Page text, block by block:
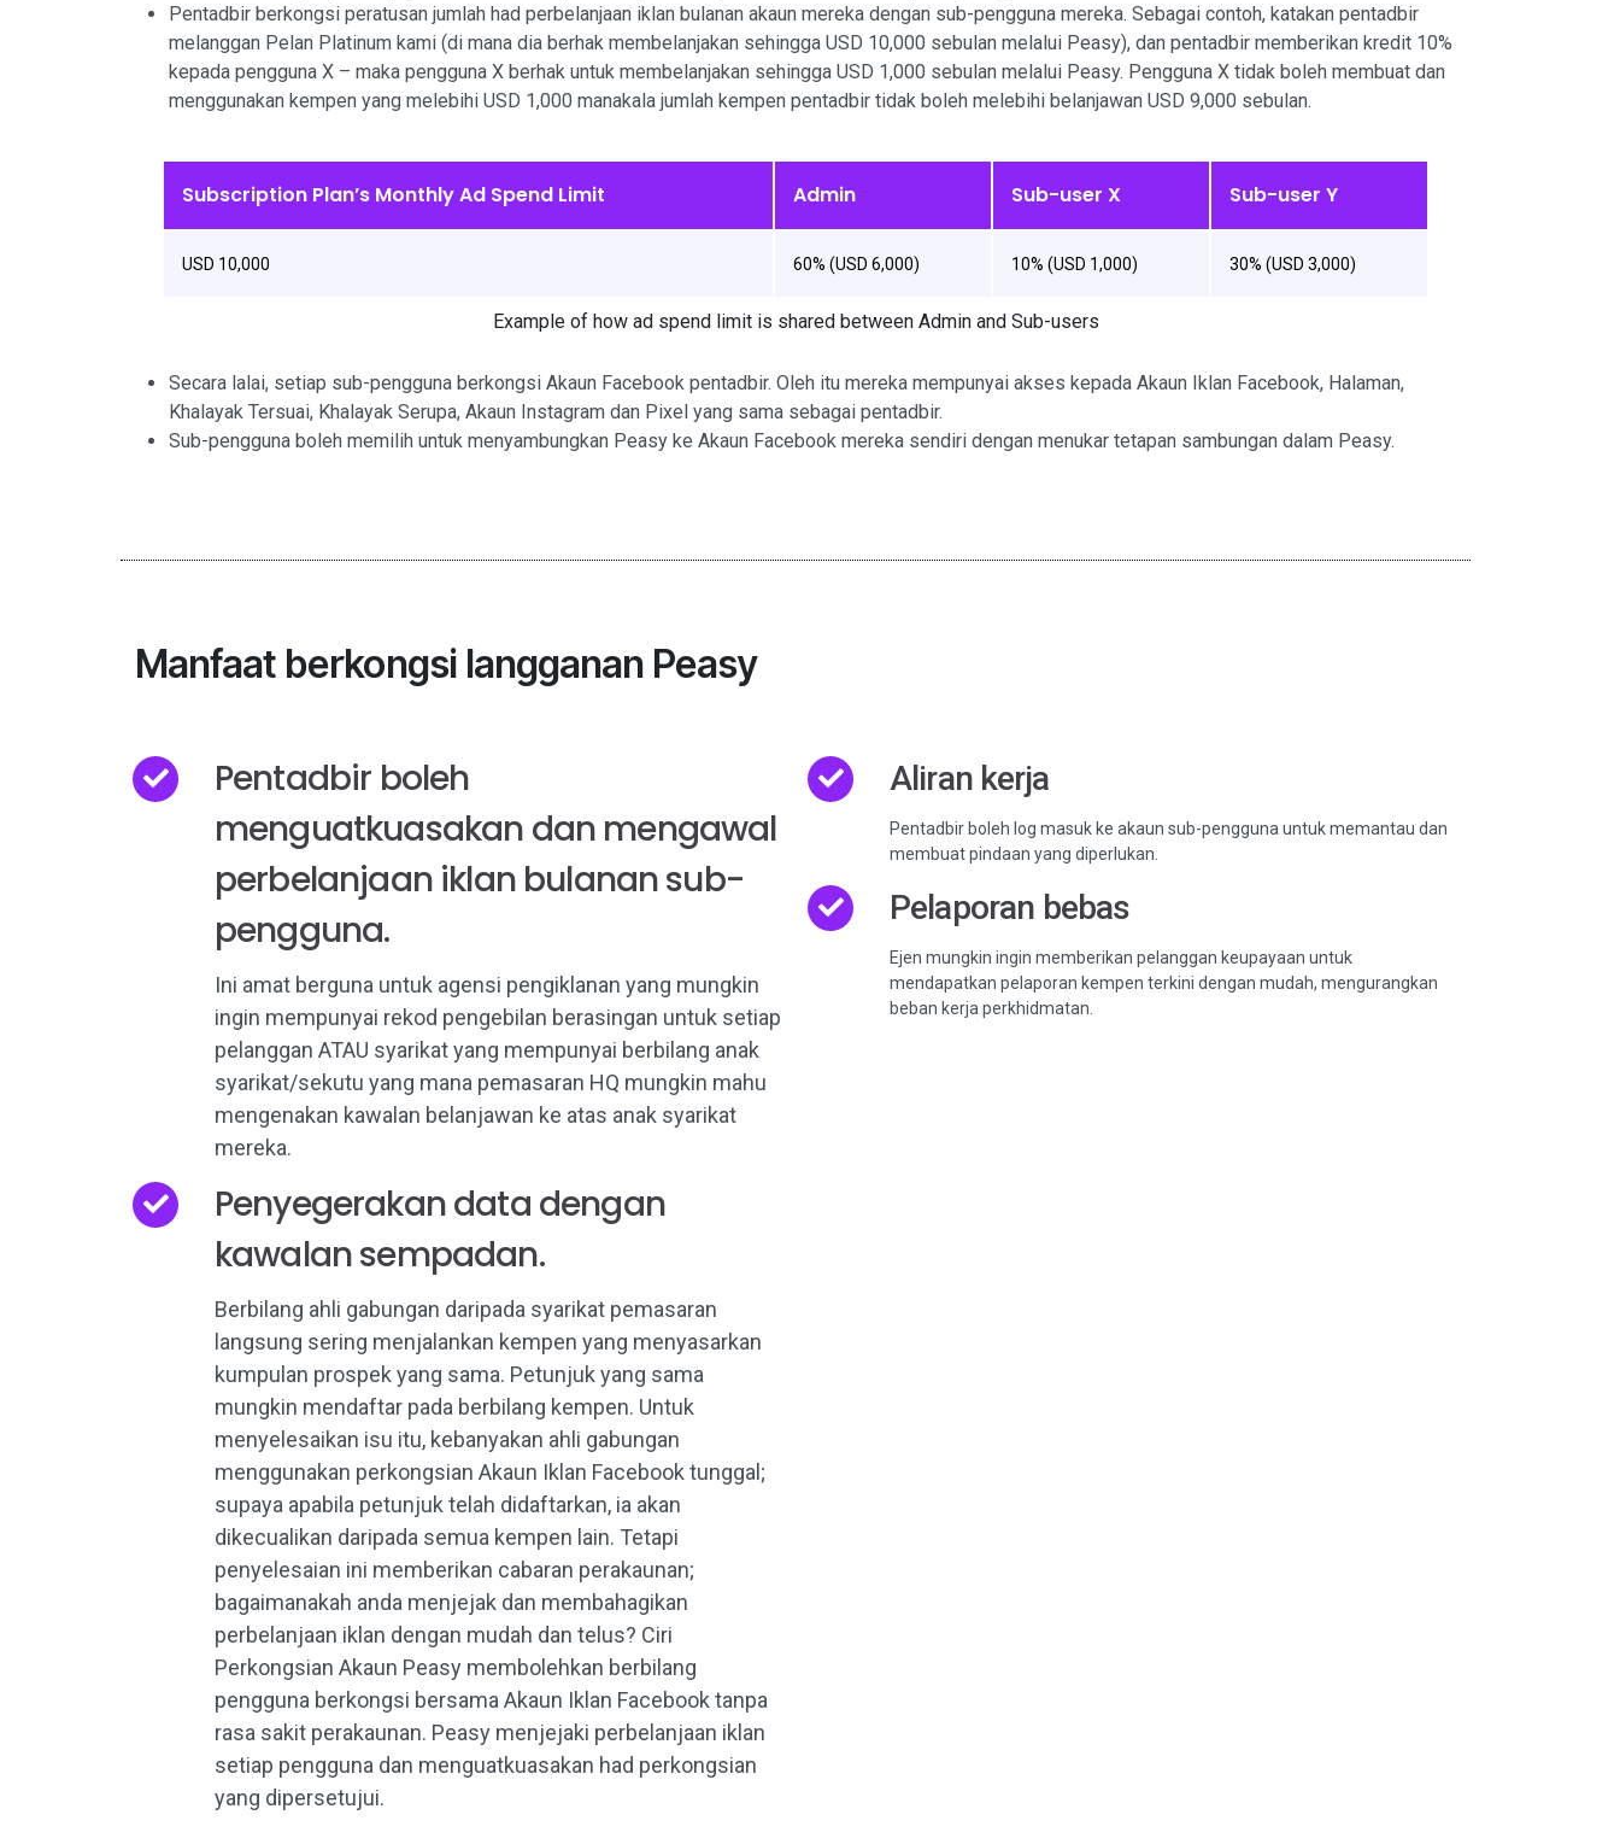
Pentadbir berkongsi peratusan jumlah had perbelanjaan iklan bulanan akaun mereka dengan sub-pengguna mereka. Sebagai contoh, katakan pentadbir
melanggan Pelan Platinum kami (di mana dia berhak membelanjakan sehingga USD 10,000 sebulan melalui Peasy), dan pentadbir memberikan kredit 10%
kepada pengguna X – maka pengguna X berhak untuk membelanjakan sehingga USD 1,000 sebulan melalui Peasy. Pengguna X tidak boleh membuat dan
menggunakan kempen yang melebihi USD 1,000 manakala jumlah kempen pentadbir tidak boleh melebihi belanjawan USD 9,000 sebulan.
Subscription Plan’s Monthly Ad Spend Limit Admin Sub-user X Sub-user Y
USD 10,000 60% (USD 6,000) 10% (USD 1,000) 30% (USD 3,000)
Example of how ad spend limit is shared between Admin and Sub-users
Secara lalai, setiap sub-pengguna berkongsi Akaun Facebook pentadbir. Oleh itu mereka mempunyai akses kepada Akaun Iklan Facebook, Halaman,
Khalayak Tersuai, Khalayak Serupa, Akaun Instagram dan Pixel yang sama sebagai pentadbir.
Sub-pengguna boleh memilih untuk menyambungkan Peasy ke Akaun Facebook mereka sendiri dengan menukar tetapan sambungan dalam Peasy.
Manfaat berkongsi langganan Peasy
Pentadbir boleh
menguatkuasakan dan mengawal
perbelanjaan iklan bulanan sub-
pengguna.
Ini amat berguna untuk agensi pengiklanan yang mungkin
ingin mempunyai rekod pengebilan berasingan untuk setiap
pelanggan ATAU syarikat yang mempunyai berbilang anak
syarikat/sekutu yang mana pemasaran HQ mungkin mahu
mengenakan kawalan belanjawan ke atas anak syarikat
mereka.
Penyegerakan data dengan
kawalan sempadan.
Berbilang ahli gabungan daripada syarikat pemasaran
langsung sering menjalankan kempen yang menyasarkan
kumpulan prospek yang sama. Petunjuk yang sama
mungkin mendaftar pada berbilang kempen. Untuk
menyelesaikan isu itu, kebanyakan ahli gabungan
menggunakan perkongsian Akaun Iklan Facebook tunggal;
supaya apabila petunjuk telah didaftarkan, ia akan
dikecualikan daripada semua kempen lain. Tetapi
penyelesaian ini memberikan cabaran perakaunan;
bagaimanakah anda menjejak dan membahagikan
perbelanjaan iklan dengan mudah dan telus? Ciri
Perkongsian Akaun Peasy membolehkan berbilang
pengguna berkongsi bersama Akaun Iklan Facebook tanpa
rasa sakit perakaunan. Peasy menjejaki perbelanjaan iklan
setiap pengguna dan menguatkuasakan had perkongsian
yang dipersetujui.
Aliran kerja
Pentadbir boleh log masuk ke akaun sub-pengguna untuk memantau dan
membuat pindaan yang diperlukan.
Pelaporan bebas
Ejen mungkin ingin memberikan pelanggan keupayaan untuk
mendapatkan pelaporan kempen terkini dengan mudah, mengurangkan
beban kerja perkhidmatan.